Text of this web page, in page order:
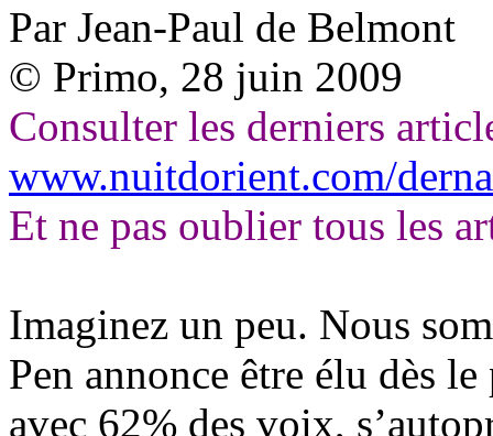
Par Jean-Paul de Belmont
© Primo, 28 juin 2009
Consulter les derniers
www.nuitdorient.com/
Et ne pas oublier tous les
Imaginez un peu. Nous
Pen annonce être élu dès
avec 62% des voix, s